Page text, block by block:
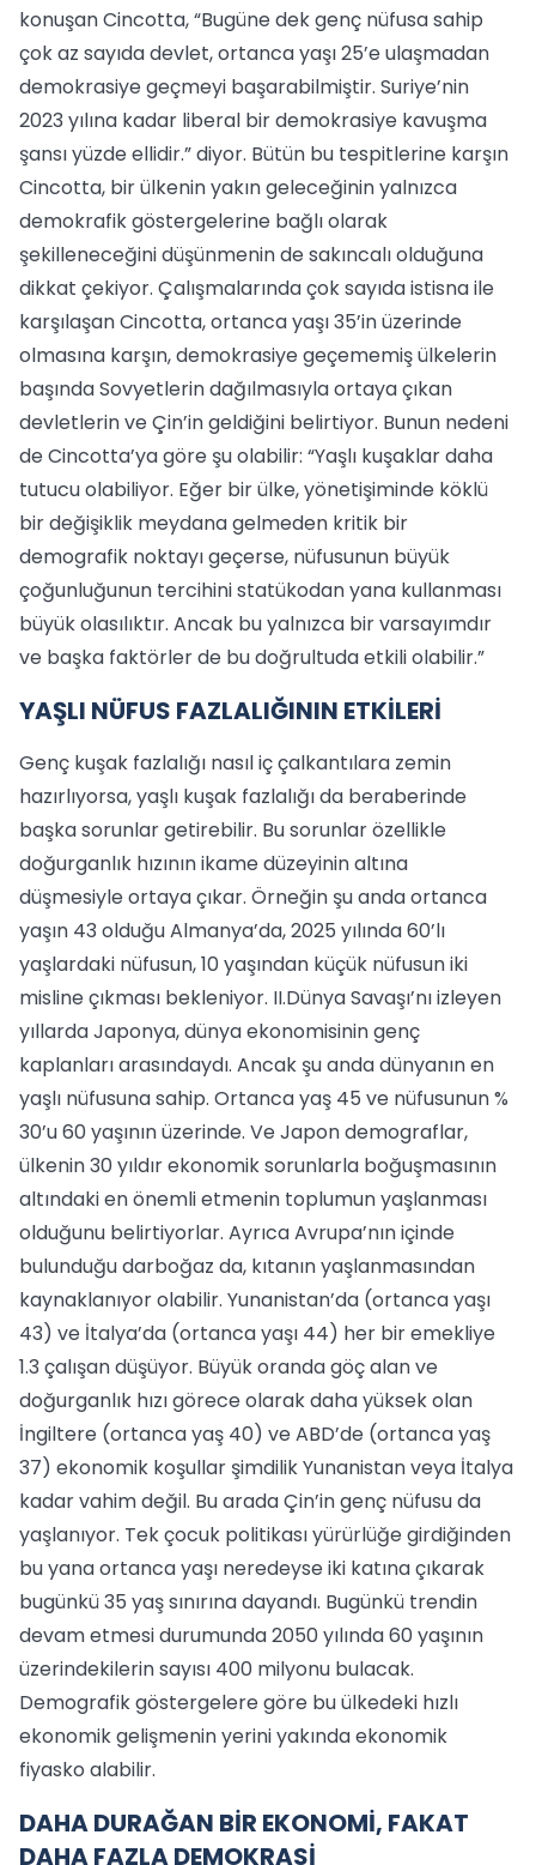
konuşan Cincotta, “Bugüne dek genç nüfusa sahip
çok az sayıda devlet, ortanca yaşı 25’e ulaşmadan
demokrasiye geçmeyi başarabilmiştir. Suriye’nin
2023 yılına kadar liberal bir demokrasiye kavuşma
şansı yüzde ellidir.” diyor. Bütün bu tespitlerine karşın
Cincotta, bir ülkenin yakın geleceğinin yalnızca
demokrafik göstergelerine bağlı olarak
şekilleneceğini düşünmenin de sakıncalı olduğuna
dikkat çekiyor. Çalışmalarında çok sayıda istisna ile
karşılaşan Cincotta, ortanca yaşı 35’in üzerinde
olmasına karşın, demokrasiye geçememiş ülkelerin
başında Sovyetlerin dağılmasıyla ortaya çıkan
devletlerin ve Çin’in geldiğini belirtiyor. Bunun nedeni
de Cincotta’ya göre şu olabilir: “Yaşlı kuşaklar daha
tutucu olabiliyor. Eğer bir ülke, yönetişiminde köklü
bir değişiklik meydana gelmeden kritik bir
demografik noktayı geçerse, nüfusunun büyük
çoğunluğunun tercihini statükodan yana kullanması
büyük olasılıktır. Ancak bu yalnızca bir varsayımdır
ve başka faktörler de bu doğrultuda etkili olabilir.”
YAŞLI NÜFUS FAZLALIĞININ ETKİLERİ
Genç kuşak fazlalığı nasıl iç çalkantılara zemin
hazırlıyorsa, yaşlı kuşak fazlalığı da beraberinde
başka sorunlar getirebilir. Bu sorunlar özellikle
doğurganlık hızının ikame düzeyinin altına
düşmesiyle ortaya çıkar. Örneğin şu anda ortanca
yaşın 43 olduğu Almanya’da, 2025 yılında 60’lı
yaşlardaki nüfusun, 10 yaşından küçük nüfusun iki
misline çıkması bekleniyor. II.Dünya Savaşı’nı izleyen
yıllarda Japonya, dünya ekonomisinin genç
kaplanları arasındaydı. Ancak şu anda dünyanın en
yaşlı nüfusuna sahip. Ortanca yaş 45 ve nüfusunun %
30’u 60 yaşının üzerinde. Ve Japon demograflar,
ülkenin 30 yıldır ekonomik sorunlarla boğuşmasının
altındaki en önemli etmenin toplumun yaşlanması
olduğunu belirtiyorlar. Ayrıca Avrupa’nın içinde
bulunduğu darboğaz da, kıtanın yaşlanmasından
kaynaklanıyor olabilir. Yunanistan’da (ortanca yaşı
43) ve İtalya’da (ortanca yaşı 44) her bir emekliye
1.3 çalışan düşüyor. Büyük oranda göç alan ve
doğurganlık hızı görece olarak daha yüksek olan
İngiltere (ortanca yaş 40) ve ABD’de (ortanca yaş
37) ekonomik koşullar şimdilik Yunanistan veya İtalya
kadar vahim değil. Bu arada Çin’in genç nüfusu da
yaşlanıyor. Tek çocuk politikası yürürlüğe girdiğinden
bu yana ortanca yaşı neredeyse iki katına çıkarak
bugünkü 35 yaş sınırına dayandı. Bugünkü trendin
devam etmesi durumunda 2050 yılında 60 yaşının
üzerindekilerin sayısı 400 milyonu bulacak.
Demografik göstergelere göre bu ülkedeki hızlı
ekonomik gelişmenin yerini yakında ekonomik
fiyasko alabilir.
DAHA DURAĞAN BİR EKONOMİ, FAKAT
DAHA FAZLA DEMOKRASİ